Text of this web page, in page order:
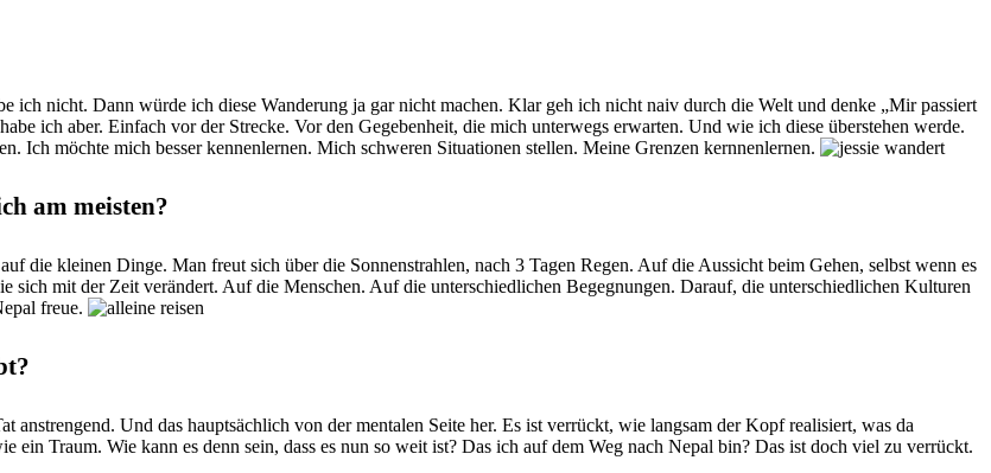
ich nicht. Dann würde ich diese Wanderung ja gar nicht machen. Klar geh ich nicht naiv durch die Welt und denke „Mir passiert
ich aber. Einfach vor der Strecke. Vor den Gegebenheit, die mich unterwegs erwarten. Und wie ich diese überstehen werde.
Ich möchte mich besser kennenlernen. Mich schweren Situationen stellen. Meine Grenzen kernnenlernen.
am meisten?
die kleinen Dinge. Man freut sich über die Sonnenstrahlen, nach 3 Tagen Regen. Auf die Aussicht beim Gehen, selbst wenn es
sich mit der Zeit verändert. Auf die Menschen. Auf die unterschiedlichen Begegnungen. Darauf, die unterschiedlichen Kulturen
freue.
anstrengend. Und das hauptsächlich von der mentalen Seite her. Es ist verrückt, wie langsam der Kopf realisiert, was da
ein Traum. Wie kann es denn sein, dass es nun so weit ist? Das ich auf dem Weg nach Nepal bin? Das ist doch viel zu verrückt.